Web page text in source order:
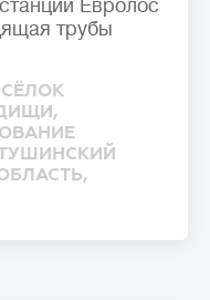
Евролос
трубы